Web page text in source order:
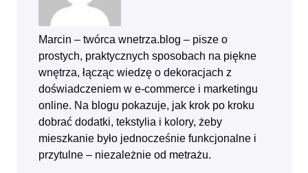
Marcin – twórca wnetrza.blog – pisze o
prostych, praktycznych sposobach na piękne
wnętrza, łącząc wiedzę o dekoracjach z
doświadczeniem w e‑commerce i marketingu
online. Na blogu pokazuje, jak krok po kroku
dobrać dodatki, tekstylia i kolory, żeby
mieszkanie było jednocześnie funkcjonalne i
przytulne – niezależnie od metrażu.